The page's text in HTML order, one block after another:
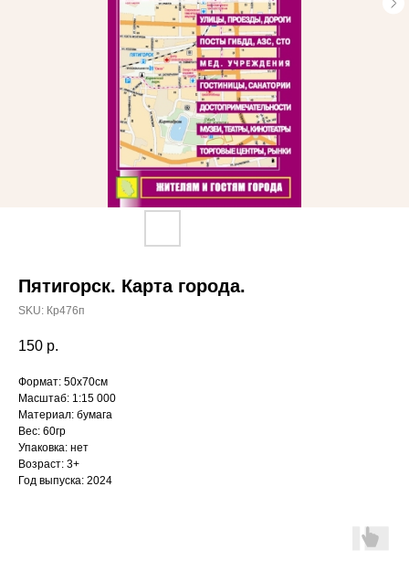
Пятигорск. Карта города.
SKU: Кр476п
150 р.
Формат: 50х70см
Масштаб: 1:15 000
Материал: бумага
Вес: 60гр
Упаковка: нет
Возраст: 3+
Год выпуска: 2024